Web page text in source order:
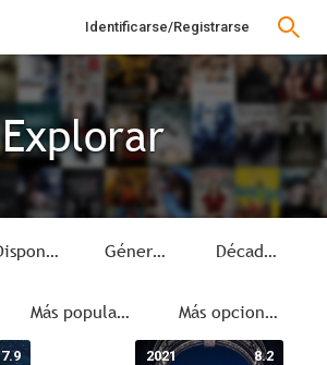
Identificarse/Registrarse
Explorar
Disponible Género Década
Más populares Más opciones
7.9 8.2
2021